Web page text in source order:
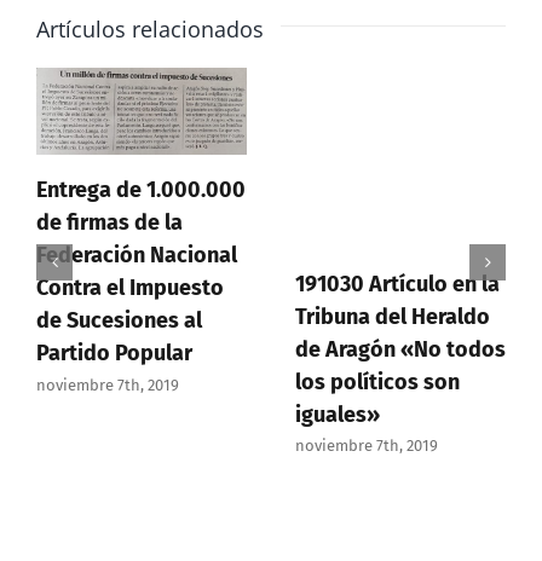
Artículos relacionados
Entrega de 1.000.000
de firmas de la
Federación Nacional
Contra el Impuesto
de Sucesiones al
Partido Popular
noviembre 7th, 2019
191030 Artículo en la
Tribuna del Heraldo
de Aragón «No todos
los políticos son
iguales»
noviembre 7th, 2019